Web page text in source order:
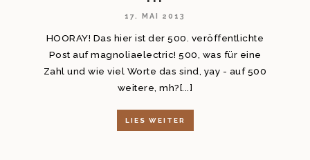
17. MAI 2013
HOORAY! Das hier ist der 500. veröffentlichte
Post auf magnoliaelectric! 500, was für eine
Zahl und wie viel Worte das sind, yay - auf 500
weitere, mh?[...]
LIES WEITER